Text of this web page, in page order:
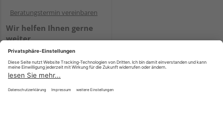
Beratungstermin vereinbaren
Wir helfen Ihnen gerne
weiter
Tel.:+49 5647 94660
WhatsApp